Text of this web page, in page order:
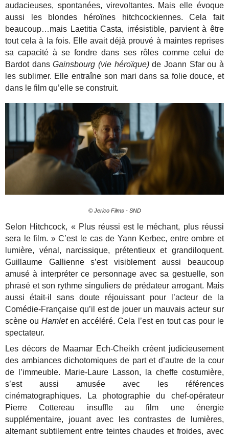
audacieuses, spontanées, virevoltantes. Mais elle évoque
aussi les blondes héroïnes hitchcockiennes. Cela fait
beaucoup…mais Laetitia Casta, irrésistible, parvient à être
tout cela à la fois. Elle avait déjà prouvé à maintes reprises
sa capacité à se fondre dans ses rôles comme celui de
Bardot dansGainsbourg (vie héroïque)de Joann Sfar ou à
les sublimer. Elle entraîne son mari dans sa folie douce, et
dans le film qu’elle se construit.
© Jerico Films - SND
Selon Hitchcock, « Plus réussi est le méchant, plus réussi
sera le film. » C’est le cas de Yann Kerbec, entre ombre et
lumière, vénal, narcissique, prétentieux et grandiloquent.
Guillaume Gallienne s’est visiblement aussi beaucoup
amusé à interpréter ce personnage avec sa gestuelle, son
phrasé et son rythme singuliers de prédateur arrogant. Mais
aussi était-il sans doute réjouissant pour l’acteur de la
Comédie-Française qu’il est de jouer un mauvais acteur sur
scène ouHamleten accéléré. Cela l’est en tout cas pour le
spectateur.
Les décors de Maamar Ech-Cheikh créent judicieusement
des ambiances dichotomiques de part et d’autre de la cour
de l’immeuble. Marie-Laure Lasson, la cheffe costumière,
s’est aussi amusée avec les références
cinématographiques. La photographie du chef-opérateur
Pierre Cottereau insuffle au film une énergie
supplémentaire, jouant avec les contrastes de lumières,
alternant subtilement entre teintes chaudes et froides, avec